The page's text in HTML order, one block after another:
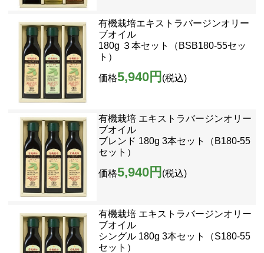
有機栽培エキストラバージンオリー
ブオイル
180g ３本セット（BSB180-55セッ
ト）
価格5,940円 (税込)
有機栽培 エキストラバージンオリー
ブオイル
ブレンド 180g 3本セット（B180-55
セット）
価格5,940円 (税込)
有機栽培 エキストラバージンオリー
ブオイル
シングル 180g 3本セット（S180-55
セット）